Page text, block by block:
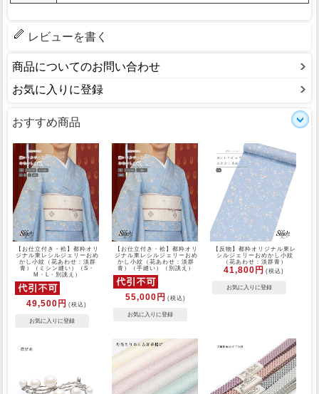
レビューを書く
商品についてのお問い合わせ
お気に入りに登録
おすすめ商品
【お仕立付き・袷】都粋オリ
ジナル東レシルジェリーおめ
かし小紋（花あわせ：淡群
青）（ミシン縫い）（S・
M・L・別誂え）
49,500円 (税込)
【お仕立付き・袷】都粋オリ
ジナル東レシルジェリーおめ
かし小紋（花あわせ：淡群
青）（手縫い）（別誂え）
55,000円 (税込)
【反物】都粋オリジナル東レ
シルジェリーおめかし小紋
（花あわせ：淡群青）
41,800円 (税込)